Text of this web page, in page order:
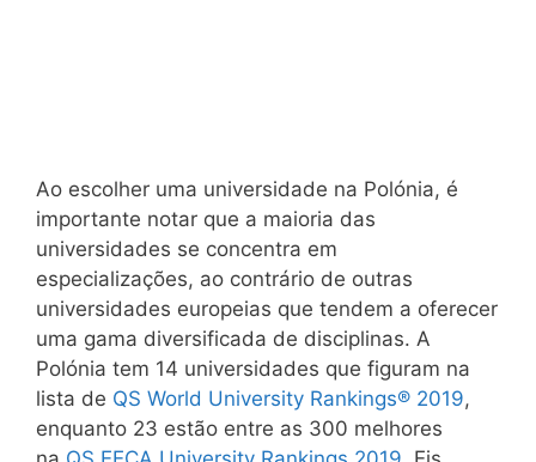
Ao escolher uma universidade na Polónia, é
importante notar que a maioria das
universidades se concentra em
especializações, ao contrário de outras
universidades europeias que tendem a oferecer
uma gama diversificada de disciplinas. A
Polónia tem 14 universidades que figuram na
lista de QS World University Rankings® 2019,
enquanto 23 estão entre as 300 melhores